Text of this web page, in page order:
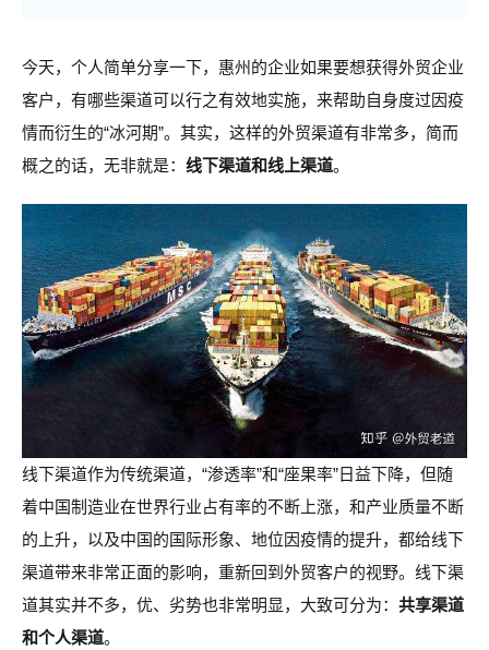
今天，个人简单分享一下，惠州的企业如果要想获得外贸企业
客户，有哪些渠道可以行之有效地实施，来帮助自身度过因疫
情而衍生的“冰河期”。其实，这样的外贸渠道有非常多，简而
概之的话，无非就是： 线下渠道和线上渠道。
线下渠道作为传统渠道，“渗透率”和“座果率”日益下降，但随
着中国制造业在世界行业占有率的不断上涨，和产业质量不断
的上升，以及中国的国际形象、地位因疫情的提升，都给线下
渠道带来非常正面的影响，重新回到外贸客户的视野。线下渠
道其实并不多，优、劣势也非常明显，大致可分为： 共享渠道
和个人渠道。